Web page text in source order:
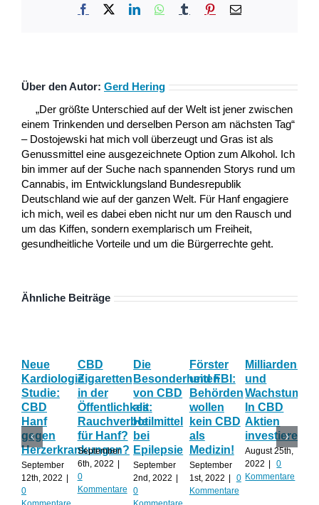
Facebook LinkedInWhatsApp
Tumblr Pinterest
E-
Über den Autor: Gerd Hering
„Der größte Unterschied auf der Welt ist jener zwischen
einem Trinkenden und derselben Person am nächsten Tag“
– Dostojewski hat mich voll überzeugt und Gras ist als
Genussmittel eine ausgezeichnete Option zum Alkohol. Ich
bin immer auf der Suche nach spannenden Storys rund um
Cannabis, im Entwicklungsland Bundesrepublik
Deutschland wie auf der ganzen Welt. Für Hanf engagiere
ich mich, weil es dabei eben nicht nur um den Rausch und
um das Kiffen, sondern exemplarisch um Freiheit,
gesundheitliche Vorteile und um die Bürgerrechte geht.
Ähnliche Beiträge
Neue
Kardiologie
Studie:
CBD
Hanf
gegen
Herzerkrankungen?
September
12th, 2022
0
CBD
Zigaretten
in der
Öffentlichkeit:
Rauchverbot
für Hanf?
September
6th, 2022
0
Kommentare
Die
Besonderheiten
von CBD
als
Heilmittel
bei
Epilepsie
September
2nd, 2022
0
Förster
und FBI:
Behörden
wollen
kein CBD
als
Medizin!
September
1st, 2022
0
Kommentare
und
Wachstum:
In CBD
Aktien
investieren?
August 25th,
2022
0
Kommentare